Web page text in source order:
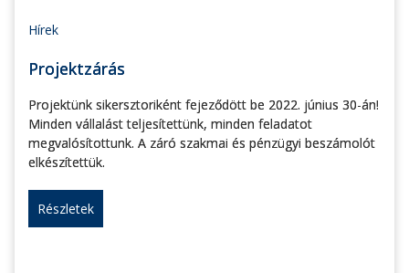
Hírek
Projektzárás
Projektünk sikersztoriként fejeződött be 2022. június 30-án!
Minden vállalást teljesítettünk, minden feladatot
megvalósítottunk. A záró szakmai és pénzügyi beszámolót
elkészítettük.
Részletek